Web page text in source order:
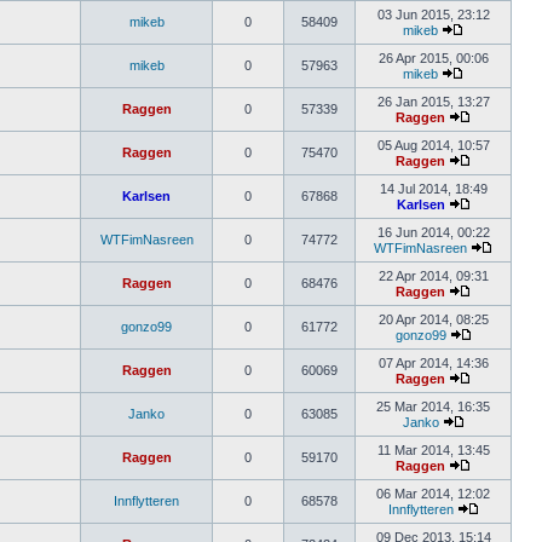
mikeb 0 58409
03 Jun 2015, 23:12
mikeb
mikeb 0 57963
26 Apr 2015, 00:06
mikeb
Raggen 0 57339
26 Jan 2015, 13:27
Raggen
Raggen 0 75470
05 Aug 2014, 10:57
Raggen
Karlsen 0 67868
14 Jul 2014, 18:49
Karlsen
WTFimNasreen 0 74772
16 Jun 2014, 00:22
WTFimNasreen
Raggen 0 68476
22 Apr 2014, 09:31
Raggen
gonzo99 0 61772
20 Apr 2014, 08:25
gonzo99
Raggen 0 60069
07 Apr 2014, 14:36
Raggen
Janko 0 63085
25 Mar 2014, 16:35
Janko
Raggen 0 59170
11 Mar 2014, 13:45
Raggen
Innflytteren 0 68578
06 Mar 2014, 12:02
Innflytteren
09 Dec 2013, 15:14